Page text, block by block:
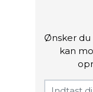
Ønsker du
kan